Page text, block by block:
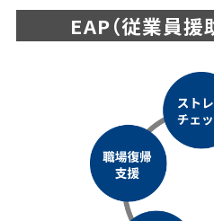
EAP（従業員援